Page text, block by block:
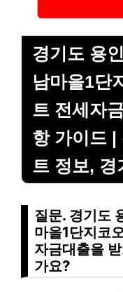
경기도 용
남마을1단
트 전세자
항 가이드 |
트 정보, 경
질문. 경기도
마을1단지코
자금대출을
가요?